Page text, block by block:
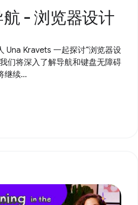
- 浏览器设计
Una Kravets 一起探讨“浏览器设
们将深入了解导航和键盘无障碍
继续...